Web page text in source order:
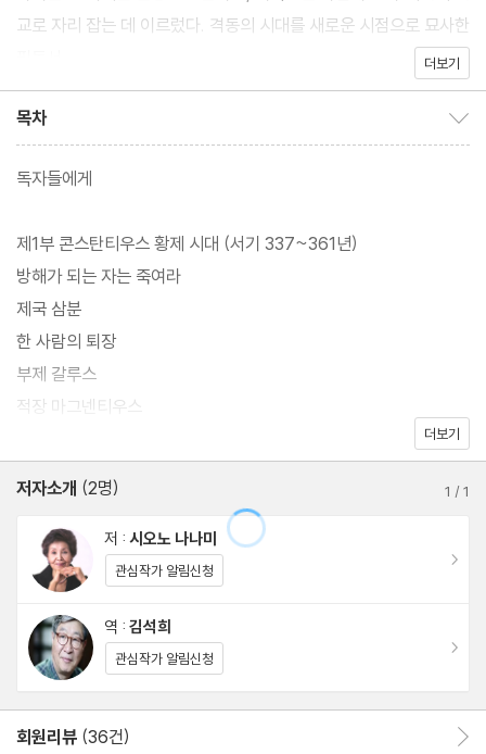
교로 자리 잡는 데 이르렀다. 격동의 시대를 새로운 시점으로 묘사한
더보기
목차
독자들에게
제1부 콘스탄티우스 황제 시대 (서기 337~361년)
방해가 되는 자는 죽여라
제국 삼분
한 사람의 퇴장
부제 갈루스
적장 마그넨티우스
율리아누스, 부제가 되다
콘스탄티우스와 기독교
갈리아의 율리아누스
게르만족
스트라스부르의 승리
갈리아의 부흥
더보기
저자소개 (2명) 1 /1
저 : 시오노 나나미
관심작가 알림신청
역 : 김석희
관심작가 알림신청
회원리뷰 (36건)